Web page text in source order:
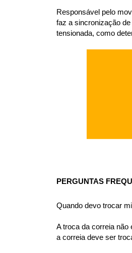
Responsável pelo
faz a sincronização
tensionada, como
PERGUNTAS
Quando devo trocar
A troca da correia não
a correia deve ser